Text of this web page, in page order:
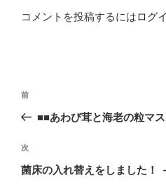
コメントを投稿するにはログ
投
ナ
ビ
ゲ
前
の
稿
前
■■あわび茸と海老の粒マ
次
の
次
菌床の入れ替えをしました！